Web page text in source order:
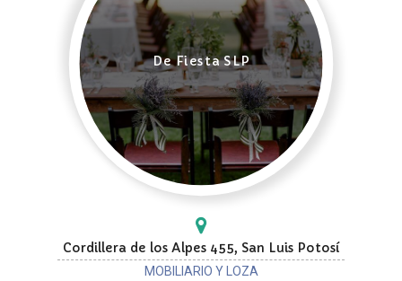
De Fiesta SLP
Cordillera de los Alpes 455, San Luis Potosí
MOBILIARIO Y LOZA